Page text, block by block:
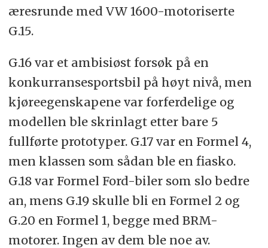
æresrunde med VW 1600-motoriserte
G.15.
G.16 var et ambisiøst forsøk på en
konkurransesportsbil på høyt nivå, men
kjøreegenskapene var forferdelige og
modellen ble skrinlagt etter bare 5
fullførte prototyper. G.17 var en Formel 4,
men klassen som sådan ble en fiasko.
G.18 var Formel Ford-biler som slo bedre
an, mens G.19 skulle bli en Formel 2 og
G.20 en Formel 1, begge med BRM-
motorer. Ingen av dem ble noe av.